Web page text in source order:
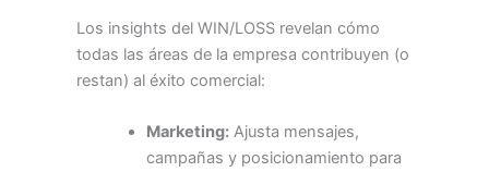
Los insights del WIN/LOSS revelan cómo
todas las áreas de la empresa contribuyen (o
restan) al éxito comercial:
Marketing:Ajusta mensajes,
campañas y posicionamiento para